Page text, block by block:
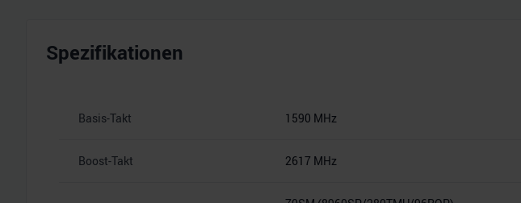
Spezifikationen
Basis-Takt 1590 MHz
Boost-Takt 2617 MHz